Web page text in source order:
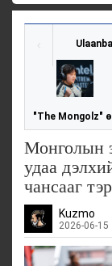
"The Mongolz"
Монголын
удаа
чансааг
Kuzmo
2026-06-15